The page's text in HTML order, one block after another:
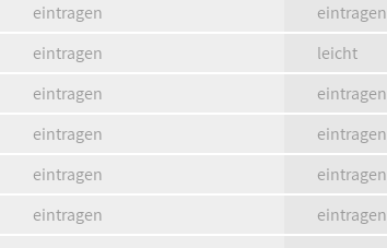
eintragen
eintragen
eintragen
leicht
eintragen
eintragen
eintragen
eintragen
eintragen
eintragen
eintragen
eintragen